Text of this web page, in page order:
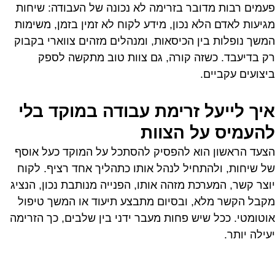
פעמים רבות מדובר בזרימה לא נכונה של העבודה: שיחות
מגיעות לאדם הלא נכון, מידע לקוח לא זמין בזמן, משימות
המשך נופלות בין הכיסאות, ומנהלים מזהים צווארי בקבוק
רק בדיעבד. כשזה קורה, גם צוות טוב מתקשה לספק
ביצועים עקביים.
איך לייעל זרימת עבודה במוקד בלי
להעמיס על הצוות
הצעד הראשון הוא להפסיק להסתכל על המוקד כעל אוסף
של שיחות, ולהתחיל לנהל אותו כתהליך אחד רציף. לקוח
יוצר קשר, המערכת מזהה אותו, הפנייה מנותבת נכון, הנציג
מקבל הקשר מלא, ובסיום מתבצע תיעוד או המשך טיפול
אוטומטי. ככל שיש פחות מעבר ידני בין שלבים, כך הזרימה
יעילה יותר.